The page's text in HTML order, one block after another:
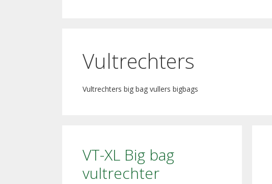
Vultrechters
Vultrechters big bag vullers bigbags
VT-XL Big bag
vultrechter